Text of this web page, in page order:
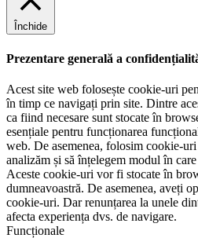
Închide
Prezentare generală a
Acest site web folosește cookie-uri
în timp ce navigați prin site. Dintre
ca fiind necesare sunt stocate în
esențiale pentru funcționarea
web. De asemenea, folosim cookie-uri
analizăm și să înțelegem modul în
Aceste cookie-uri vor fi stocate în
dumneavoastră. De asemenea, aveți
cookie-uri. Dar renunțarea la unele
afecta experiența dvs. de navigare.
Funcționale